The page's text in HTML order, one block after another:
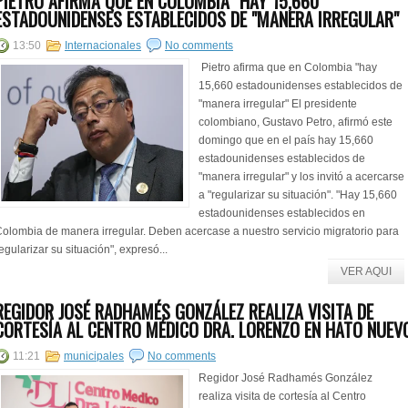
ESTABLECIDOS DE "MANERA IRREGULAR"
13:50 Internacionales
No comments
Pietro afirma que en Colombia "hay
15,660 estadounidenses establecidos de
"manera irregular" El presidente
colombiano, Gustavo Petro, afirmó este
domingo que en el país hay 15,660
estadounidenses establecidos de
"manera irregular" y los invitó a acercarse
a "regularizar su situación". "Hay 15,660
estadounidenses establecidos en
de manera irregular. Deben acercase a nuestro servicio migratorio para
su situación", expresó...
VER AQUI
JOSÉ RADHAMÉS GONZÁLEZ REALIZA VISITA DE
AL CENTRO MÉDICO DRA. LORENZO EN HATO
11:21 municipales
No comments
Regidor José Radhamés González
realiza visita de cortesía al Centro